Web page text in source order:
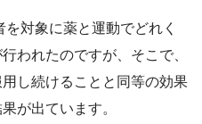
対象に薬と運動でどれく
われたのですが、そこで、
し続けることと同等の効果
が出ています。